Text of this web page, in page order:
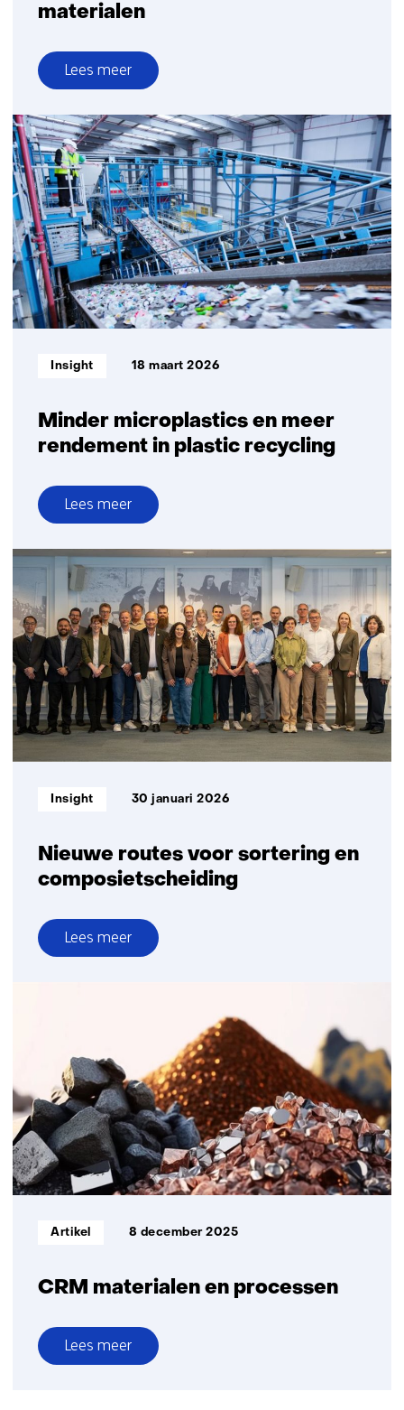
materialen
Lees meer
over
Produceren
met
duurzame
materialen
Minder microplastics en meer
rendement in plastic recycling
Informatietype:
Insight 18 maart 2026
Lees meer
over
Minder
microplastics
en
meer
rendement
in
plastic
recycling
Nieuwe routes voor sortering en
composietscheiding
Informatietype:
Insight 30 januari 2026
Lees meer
over
en
composietscheiding
CRM materialen en processen
Informatietype:
Artikel 8 december 2025
Lees meer
over